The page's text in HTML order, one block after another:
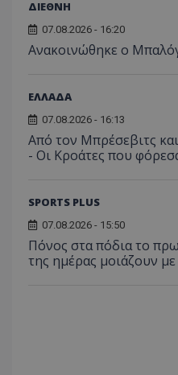
ΔΙΕΘΝΗ
07.08.2026 - 16:20
Ανακοινώθηκε ο
ΕΛΛΑΔΑ
07.08.2026 - 16:13
Από τον Μπρέσεβιτς
- Οι Κροάτες που
SPORTS PLUS
07.08.2026 - 15:50
Πόνος στα πόδια το
της ημέρας μοιάζουν